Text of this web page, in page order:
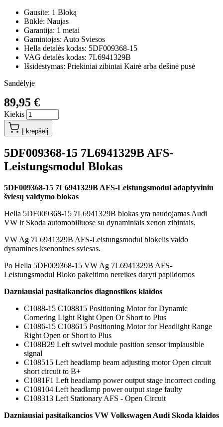
Gausite: 1 Bloką
Būklė: Naujas
Garantija: 1 metai
Gamintojas: Auto Sviesos
Hella detalės kodas: 5DF009368-15
VAG detalės kodas: 7L6941329B
Išsidėstymas: Priekiniai zibintai Kairė arba dešinė pusė
Sandėlyje
89,95 €
Kiekis
Į krepšelį
5DF009368-15 7L6941329B AFS-
Leistungsmodul Blokas
5DF009368-15 7L6941329B AFS-Leistungsmodul adaptyviniu
šviesų valdymo blokas
Hella 5DF009368-15 7L6941329B blokas yra naudojamas Audi
VW ir Skoda automobiliuose su dynaminiais xenon zibintais.
VW Ag 7L6941329B AFS-Leistungsmodul blokelis valdo
dynamines ksenonines sviesas.
Po Hella 5DF009368-15 VW Ag 7L6941329B AFS-
Leistungsmodul Bloko pakeitimo nereikes daryti papildomos
Dazniausiai pasitaikancios diagnostikos klaidos
C1088-15 C108815 Positioning Motor for Dynamic
Cornering Light Right Open Or Short to Plus
C1086-15 C108615 Positioning Motor for Headlight Range
Right Open or Short to Plus
C108B29 Left swivel module position sensor implausible
signal
C108515 Left headlamp beam adjusting motor Open circuit
short circuit to B+
C1081F1 Left headlamp power output stage incorrect coding
C108104 Left headlamp power output stage faulty
C108313 Left Stationary AFS - Open Circuit
Dazniausiai pasitaikancios VW Volkswagen Audi Skoda klaidos